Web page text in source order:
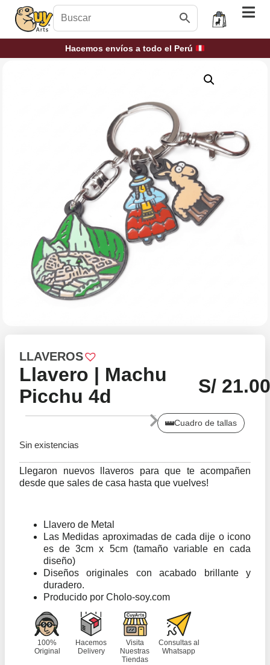
Hacemos envíos a todo el Perú
LLAVEROS
Llavero | Machu
Picchu 4d
S/21.00
Cuadro de tallas
Sin existencias
Llegaron nuevos llaveros para que te acompañen
desde que sales de casa hasta que vuelves!
Llavero de Metal
Las Medidas aproximadas de cada dije o icono
es de 3cm x 5cm (tamaño variable en cada
diseño)
Diseños originales con acabado brillante y
duradero.
Producido por Cholo-soy.com
100%
Original
Hacemos
Delivery
Visita
Nuestras
Tiendas
Consultas al
Whatsapp